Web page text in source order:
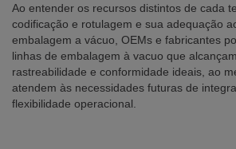
Ao entender os recursos distintos de cada
codificação e rotulagem e sua adequação
embalagem a vácuo, OEMs e fabricantes
linhas de embalagem à vacuo que
rastreabilidade e conformidade ideais, ao
atendem às necessidades futuras de
flexibilidade operacional.